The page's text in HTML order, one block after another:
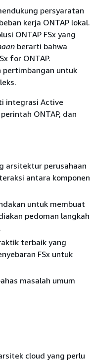
persyaratan
kerja ONTAP lokal.
ONTAP FSx yang
berarti bahwa
for ONTAP.
pertimbangan untuk
integrasi Active
ONTAP, dan
arsitektur perusahaan
antara komponen
untuk membuat
pedoman langkah
terbaik yang
FSx untuk
masalah umum
cloud yang perlu